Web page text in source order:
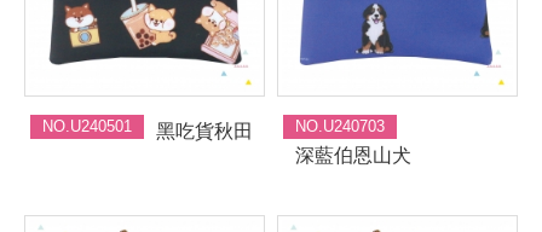
NO.U240501 黑吃貨秋田 NO.U240703
深藍伯恩山犬